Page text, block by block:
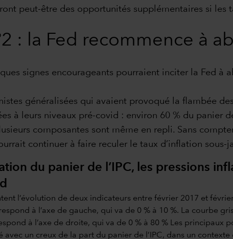
peut-être des opportunités supplémentaires si
: la Fed recommence à
signes encourageants pourraient inciter la Fed à
généralisées qui avaient provoqué la flambée
à leurs niveaux pré-covid : environ 60 % du panier
composantes sont même en repli. Sans
continuer à faire reculer le taux d’inflation sous-
du panier de l’IPC, les pressions